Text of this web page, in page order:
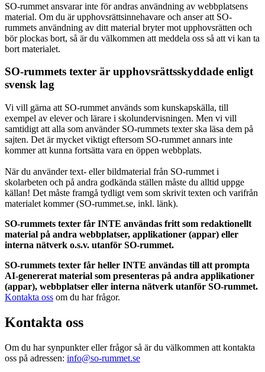
SO-rummet ansvarar inte för andras användning av webbplatsens
material. Om du är upphovsrättsinnehavare och anser att SO-
rummets användning av ditt material bryter mot upphovsrätten och
bör plockas bort, så är du välkommen att meddela oss så att vi kan ta
bort materialet.
SO-rummets texter är upphovsrättsskyddade enligt
svensk lag
Vi vill gärna att SO-rummet används som kunskapskälla, till
exempel av elever och lärare i skolundervisningen. Men vi vill
samtidigt att alla som använder SO-rummets texter ska läsa dem på
sajten. Det är mycket viktigt eftersom SO-rummet annars inte
kommer att kunna fortsätta vara en öppen webbplats.
När du använder text- eller bildmaterial från SO-rummet i
skolarbeten och på andra godkända ställen måste du alltid uppge
källan! Det måste framgå tydligt vem som skrivit texten och varifrån
materialet kommer (SO-rummet.se, inkl. länk).
SO-rummets texter får INTE användas fritt som redaktionellt
material på andra webbplatser, applikationer (appar) eller
interna nätverk o.s.v. utanför SO-rummet.
SO-rummets texter får heller INTE användas till att prompta
AI-genererat material som presenteras på andra applikationer
(appar), webbplatser eller interna nätverk utanför SO-rummet.
Kontakta oss om du har frågor.
Kontakta oss
Om du har synpunkter eller frågor så är du välkommen att kontakta
oss på adressen: info@so-rummet.se